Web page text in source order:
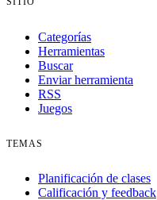
Categorías
Herramientas
Buscar
Enviar herramienta
RSS
Juegos
TEMAS
Planificación de clases
Calificación y feedback